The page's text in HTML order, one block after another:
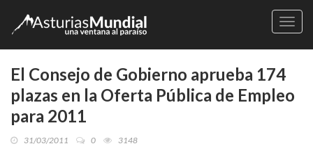
El Consejo de Gobierno aprueba 174
plazas en la Oferta Pública de Empleo
para 2011
31/03/2011 0 3148